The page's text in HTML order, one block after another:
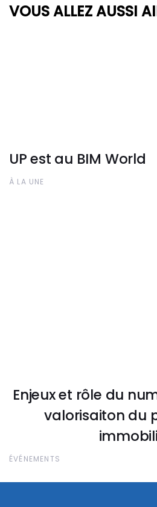
VOUS ALLEZ AUSSI
UP est au BIM World
À LA UNE
Enjeux et rôle du
valorisaiton du
ÉVÉNEMENTS